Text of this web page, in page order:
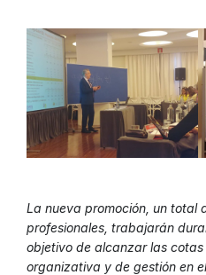
La nueva promoción, un total
profesionales, trabajarán
objetivo de alcanzar las
organizativa y de gestión en